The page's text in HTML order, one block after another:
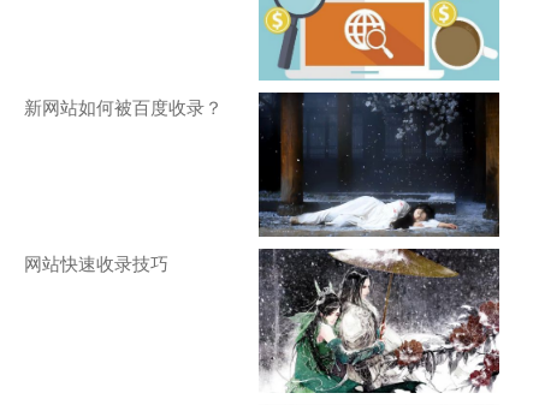
新网站如何被百度收录？
网站快速收录技巧